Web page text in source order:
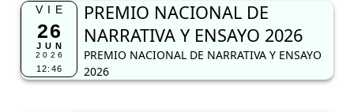
VIE
26
JUN
2026
12:46
PREMIO NACIONAL DE
NARRATIVA Y ENSAYO 2026
PREMIO NACIONAL DE NARRATIVA Y ENSAYO
2026